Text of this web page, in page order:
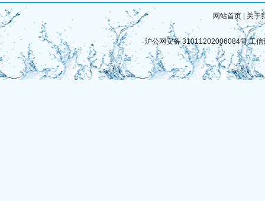
网站首页| 关于
沪公网安备 31011202006084号 工信